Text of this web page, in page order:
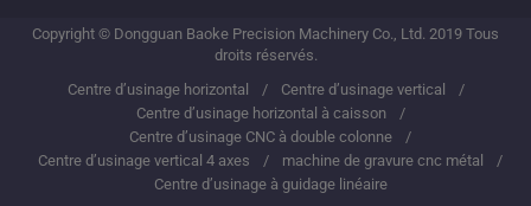
Copyright © Dongguan Baoke Precision Machinery Co., Ltd. 2019 Tous
droits réservés.
Centre d’usinage horizontal
Centre d’usinage vertical
Centre d’usinage horizontal à caisson
Centre d’usinage CNC à double colonne
Centre d’usinage vertical 4 axes
machine de gravure cnc métal
Centre d’usinage à guidage linéaire